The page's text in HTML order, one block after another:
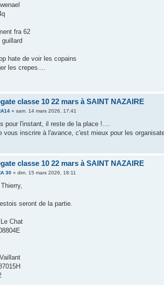
fra 62
guillard
hate de voir les copains
les crepes....
classe 10 22 mars à SAINT NAZAIRE
» sam. 14 mars 2026, 17:41
pour l'instant, il reste de la place !....
vous inscrire à l'avance, c'est mieux pour les
classe 10 22 mars à SAINT NAZAIRE
30» dim. 15 mars 2026, 18:11
seront de la partie.
Chat